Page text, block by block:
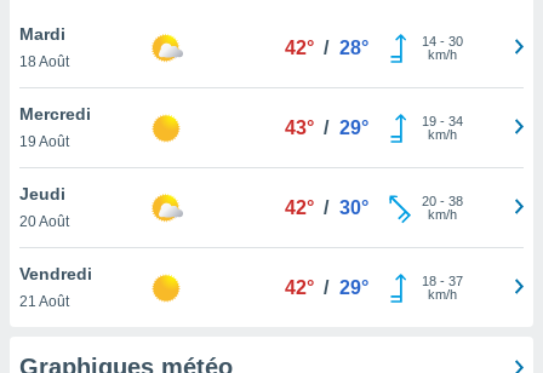
notre
que
et que
Mardi
18 Août
42° / 28° 14- 30
km/h
Mercredi
19 Août
43° / 29° 19- 34
km/h
Jeudi
20 Août
42° / 30° 20- 38
km/h
Vendredi
21 Août
42° / 29° 18- 37
km/h
Graphiques météo